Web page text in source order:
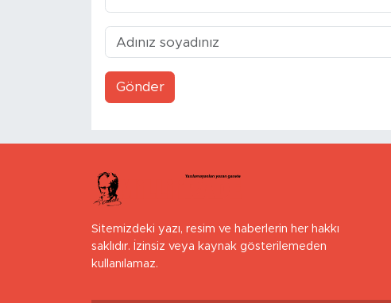
Gönder
Sitemizdeki yazı, resim ve haberlerin her hakkı
saklıdır. İzinsiz veya kaynak gösterilemeden
kullanılamaz.